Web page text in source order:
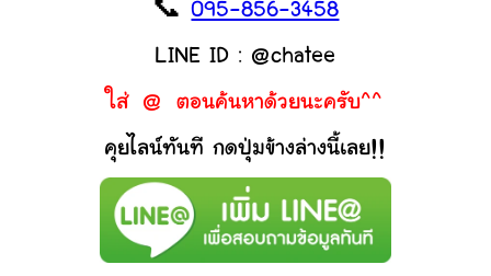
📞095-856-3458
LINE ID : @chatee
ใส่ @ ตอนค้นหาด้วยนะครับ^^
คุยไลน์ทันที กดปุ่มข้างล่างนี้เลย!!